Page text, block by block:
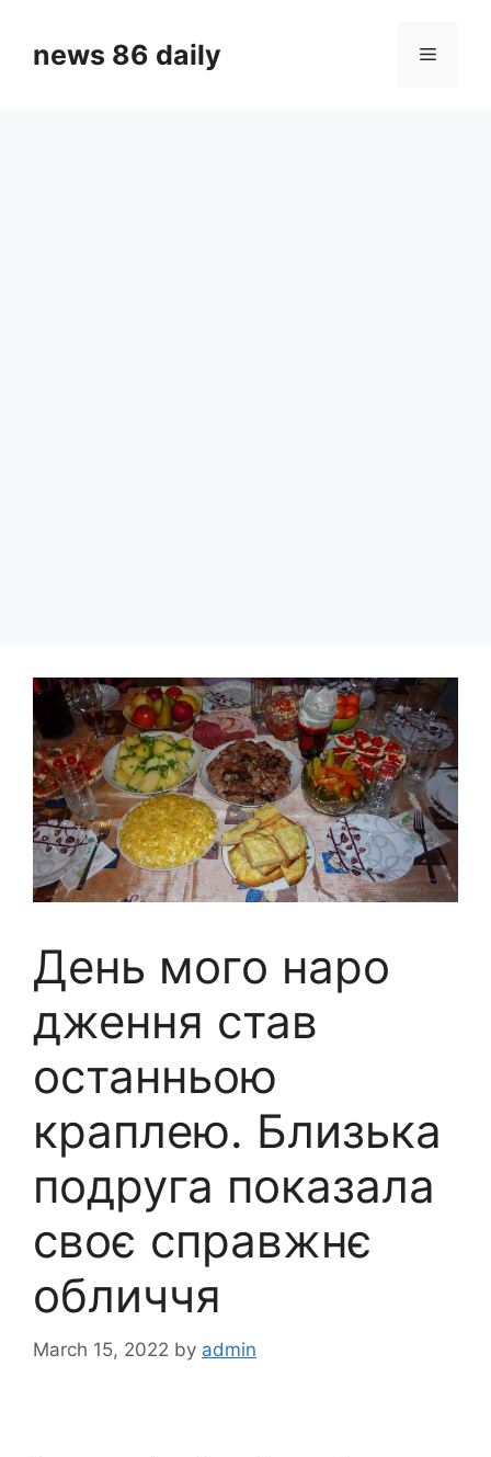
contentnews 86 daily Menu
День мого наро
дження став
останньою
краплею. Близька
подруга показала
своє справжнє
обличчя
March 15, 2022 by admin